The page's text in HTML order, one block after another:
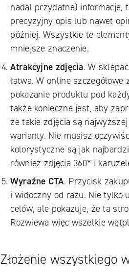
nadal przydatne) informacje,
precyzyjny opis lub nawet
później. Wszystkie te
mniejsze znaczenie.
Atrakcyjne zdjęcia. W
łatwa. W online
pokazanie produktu pod
także konieczne jest, aby
że takie zdjęcia są
warianty. Nie musisz
kolorystyczne są jak
również zdjęcia 360* i
Wyraźne CTA. Przycisk
i widoczny od razu. Nie tylko
celów, ale pokazuje, że ta
Rozwiewa więc wszelkie
Złożenie wszystkiego